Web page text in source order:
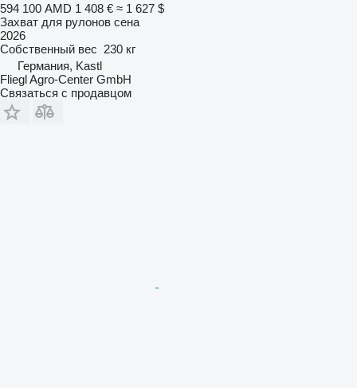
594 100 AMD 1 408 € ≈ 1 627 $
Захват для рулонов сена
2026
Собственный вес 230 кг
Германия, Kastl
Fliegl Agro-Center GmbH
Связаться с продавцом